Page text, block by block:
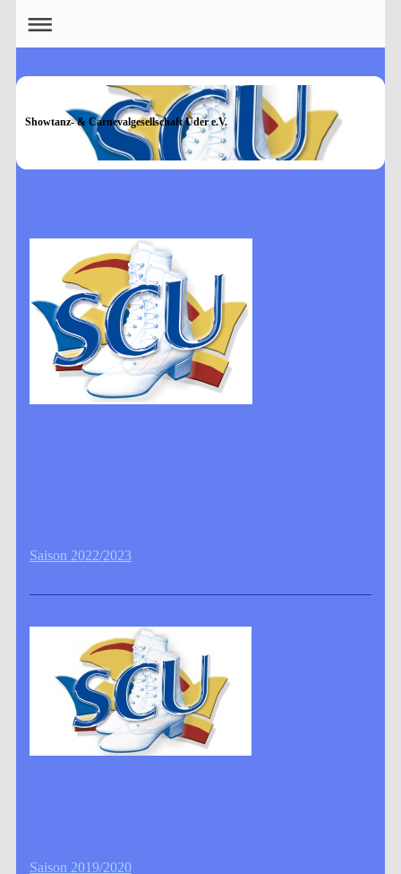
Showtanz- & Carnevalgesellschaft Uder e.V.
Saison 2022/2023
Saison 2019/2020